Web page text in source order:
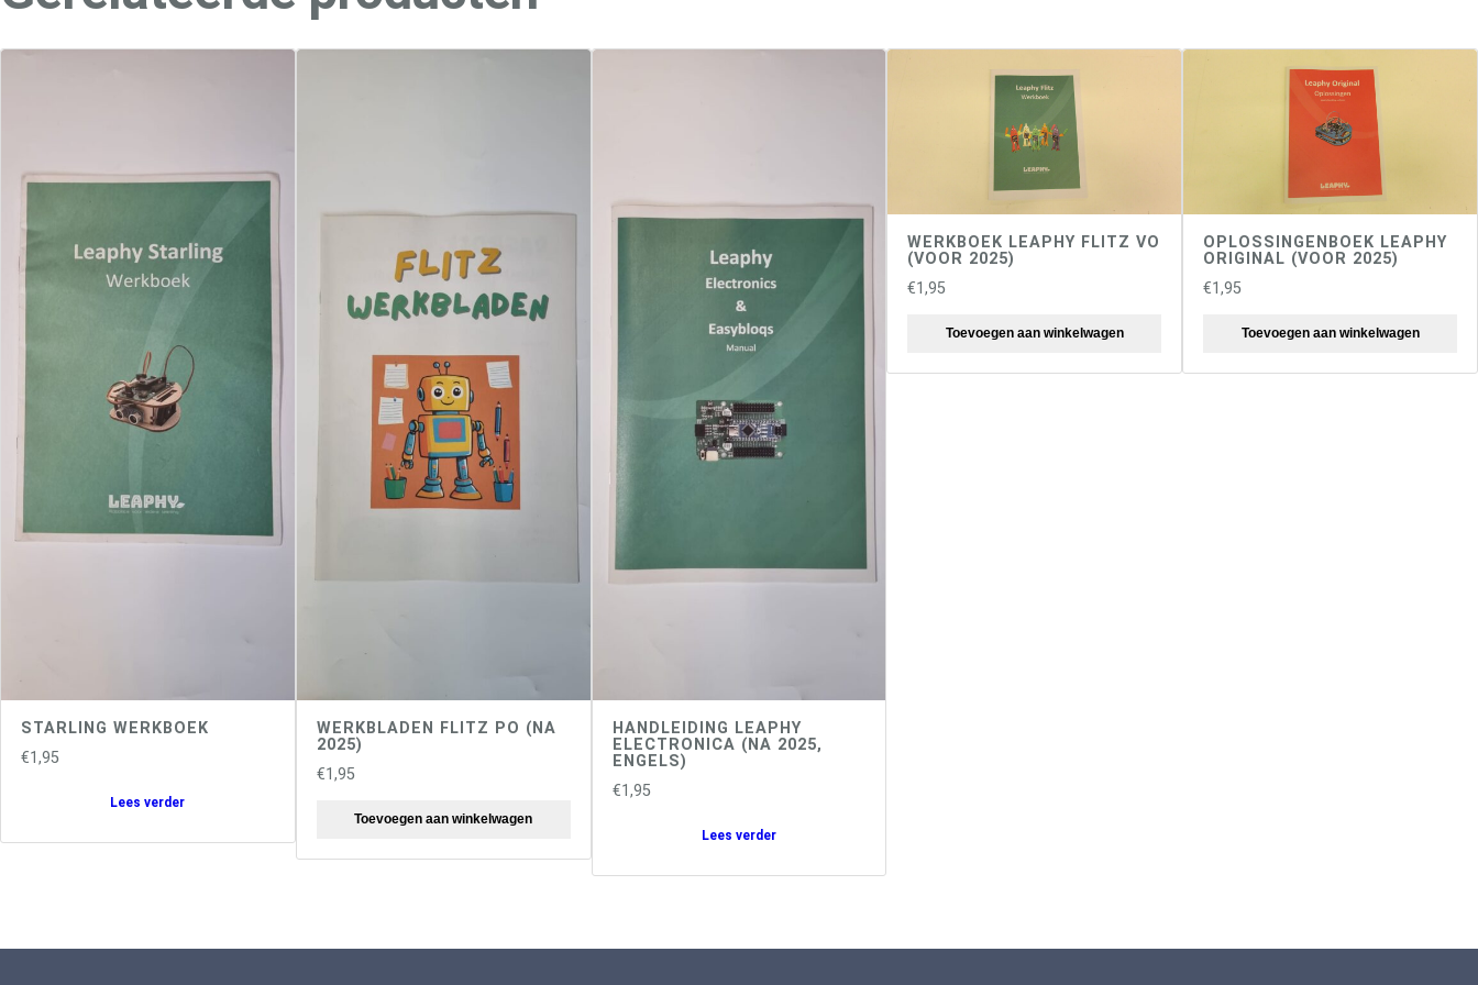
STARLING WERKBOEK
€1,95
Lees verder
WERKBLADEN FLITZ PO (NA
2025)
€1,95
Toevoegen aan winkelwagen
HANDLEIDING LEAPHY
ELECTRONICA (NA 2025,
ENGELS)
€1,95
Lees verder
WERKBOEK LEAPHY FLITZ VO
(VOOR 2025)
€1,95
Toevoegen aan winkelwagen
OPLOSSINGENBOEK LEAPHY
ORIGINAL (VOOR 2025)
€1,95
Toevoegen aan winkelwagen